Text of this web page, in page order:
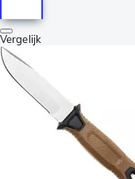
Vergelijk